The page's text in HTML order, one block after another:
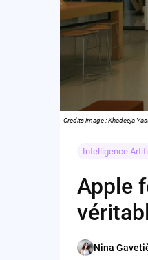
Credits image : Khadeeja
Intelligence
Apple
Posted
Nina